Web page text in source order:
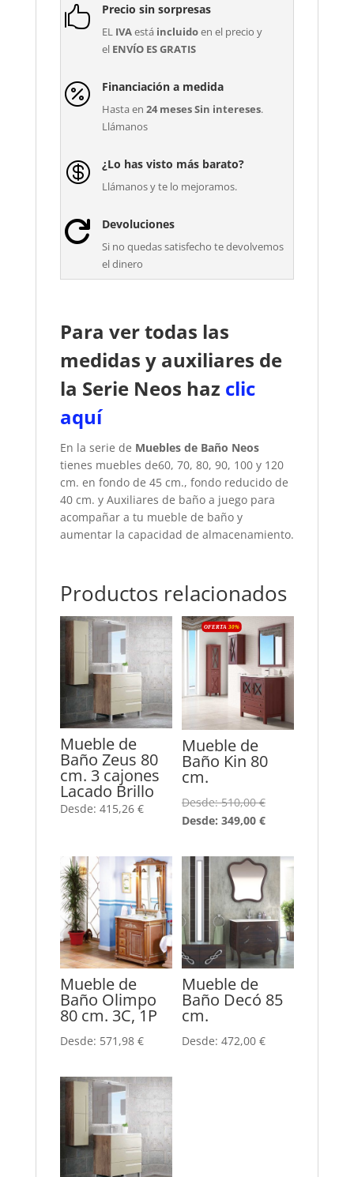
 Precio sin sorpresas
EL IVAestá incluidoen el precio y
el ENVÍO ES GRATIS
 Financiación a medida
Hasta en 24 meses Sin intereses.
Llámanos
 ¿Lo has visto más barato?
Llámanos y te lo mejoramos.
 Devoluciones
Si no quedas satisfecho te devolvemos
el dinero
Para ver todas las
medidas y auxiliares de
la Serie Neos haz clic
aquí
En la serie de Muebles de Baño Neos
tienes muebles de60, 70, 80, 90, 100 y 120
cm. en fondo de 45 cm., fondo reducido de
40 cm. y Auxiliares de baño a juego para
acompañar a tu mueble de baño y
aumentar la capacidad de almacenamiento.
Productos relacionados
Mueble de
Baño Zeus 80
cm. 3 cajones
Lacado Brillo
Desde: 415,26 €
OFERTA 30%
Mueble de
Baño Kin 80
cm.
Desde:510,00€
Desde: 349,00 €
Mueble de
Baño Olimpo
80 cm. 3C, 1P
Desde: 571,98 €
Mueble de
Baño Decó 85
cm.
Desde: 472,00 €